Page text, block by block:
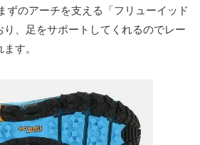
ずのアーチを支える「フリューイッド
り、足をサポートしてくれるのでレー
す。